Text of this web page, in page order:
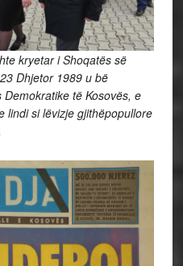
kryetar i Shoqatës së
Dhjetor 1989 u bë
të Kosovës, e
lindi si lëvizje gjithëpopullore